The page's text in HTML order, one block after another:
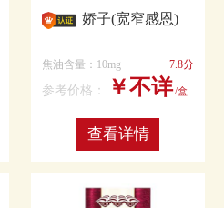
娇子(宽窄感恩)
焦油含量：10mg 7.8分
参考价格： ￥不详/盒
查看详情